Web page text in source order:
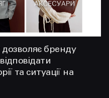
бренду
та ситуації на